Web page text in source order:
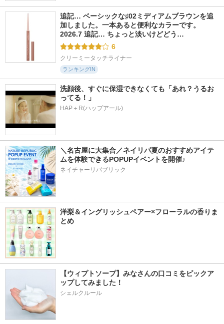
追記… ベーシックな♯02ミディアムブラウンを追
加しました。一本あると便利なカラーです。
2026.7 追記… ちょっと淡いけどどう…
6
クリーミータッチライナー
ランキングIN
洗顔後、すぐに保湿できなくても「あれ？うるお
ってる！」
HAP＋R(ハップアール)
＼名古屋に大集合／ネイリパ夏のおすすめアイテ
ムを体験できるPOPUPイベントを開催♪
ネイチャーリパブリック
洋梨＆イングリッシュペアー×フローラルの香りま
とめ
【ウィプトソープ】みなさんの口コミをピックア
ップしてみました！
シェルクルール